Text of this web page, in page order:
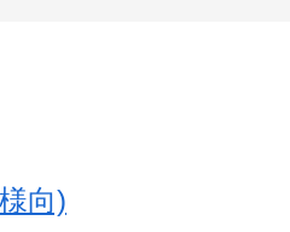
向)